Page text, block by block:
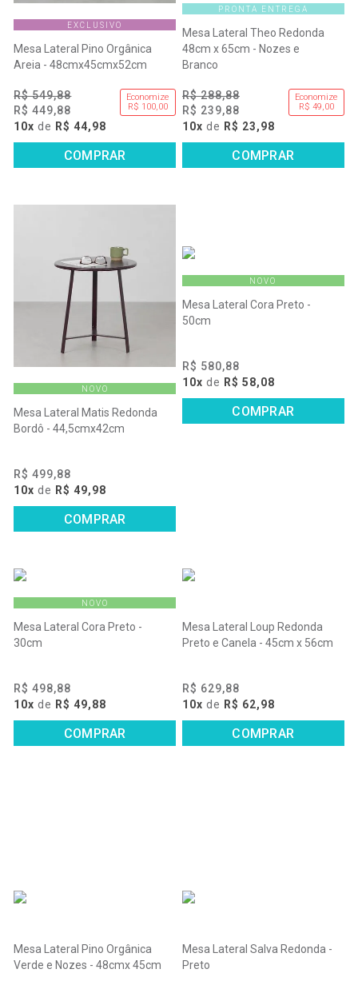
EXCLUSIVO
Mesa Lateral Pino Orgânica
Areia - 48cmx45cmx52cm
R$ 549,88
R$ 449,88
Economize
R$ 100,00
10x de R$ 44,98
COMPRAR
PRONTA ENTREGA
Mesa Lateral Theo Redonda
48cm x 65cm - Nozes e
Branco
R$ 288,88
R$ 239,88
Economize
R$ 49,00
10x de R$ 23,98
COMPRAR
NOVO
Mesa Lateral Matis Redonda
Bordô - 44,5cmx42cm
R$ 499,88
10x de R$ 49,98
COMPRAR
NOVO
Mesa Lateral Cora Preto -
50cm
R$ 580,88
10x de R$ 58,08
COMPRAR
NOVO
Mesa Lateral Cora Preto -
30cm
R$ 498,88
10x de R$ 49,88
COMPRAR
Mesa Lateral Loup Redonda
Preto e Canela - 45cm x 56cm
R$ 629,88
10x de R$ 62,98
COMPRAR
Mesa Lateral Pino Orgânica
Verde e Nozes - 48cmx 45cm
Mesa Lateral Salva Redonda -
Preto